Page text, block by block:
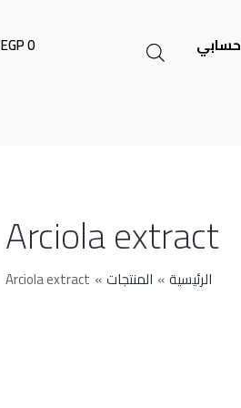
حسابي EGP0
Arciola extract
الرئيسية المنتجات Arciola extract